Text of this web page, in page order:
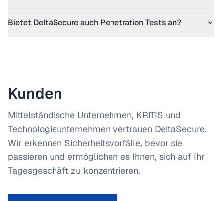
Bietet DeltaSecure auch Penetration Tests an?
Kunden
Mittelständische Unternehmen, KRITIS und
Technologieunternehmen vertrauen DeltaSecure.
Wir erkennen Sicherheitsvorfälle, bevor sie
passieren und ermöglichen es Ihnen, sich auf Ihr
Tagesgeschäft zu konzentrieren.